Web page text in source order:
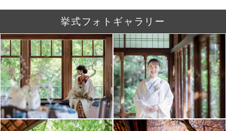
挙式フォトギャラリー